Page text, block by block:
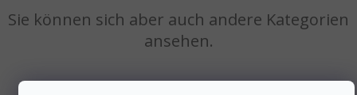
Sie können sich aber auch andere Kategorien
ansehen.